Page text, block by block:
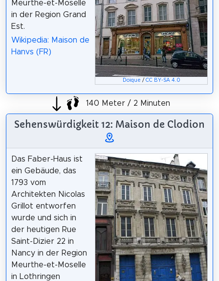
Doique / CC BY-SA 4.0
Meurthe-et-Moselle
in der Region Grand
Est.
Wikipedia: Maison de
Hanvs (FR)
140 Meter / 2 Minuten
Sehenswürdigkeit 12: Maison de Clodion
Das Faber-Haus ist
ein Gebäude, das
1793 vom
Architekten Nicolas
Grillot entworfen
wurde und sich in
der heutigen Rue
Saint-Dizier 22 in
Nancy in der Region
Meurthe-et-Moselle
in Lothringen